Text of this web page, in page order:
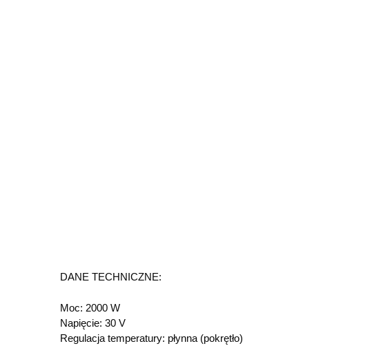
DANE TECHNICZNE:
Moc: 2000 W
Napięcie: 30 V
Regulacja temperatury: płynna (pokrętło)